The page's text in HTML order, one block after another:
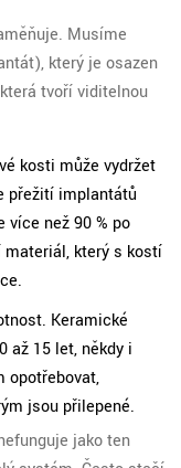
Musíme
, který je osazen
tvoří viditelnou
kosti může vydržet
přežití implantátů
více než 90 % po
který s kostí
Keramické
až 15 let, někdy i
opotřebovat,
jsou přilepené.
jako ten